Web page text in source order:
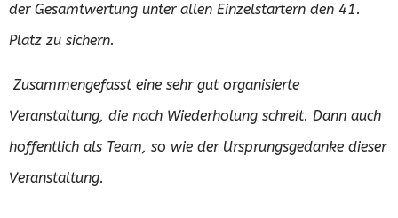
der Gesamtwertung unter allen Einzelstartern den 41.
Platz zu sichern.
Zusammengefasst eine sehr gut organisierte
Veranstaltung, die nach Wiederholung schreit. Dann auch
hoffentlich als Team, so wie der Ursprungsgedanke dieser
Veranstaltung.